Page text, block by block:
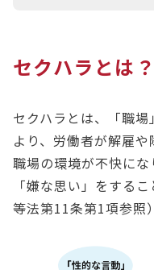
セクハラとは？
セクハラとは、「職
より、労働者が解雇や
職場の環境が不快にな
「嫌な思い」をする
等法第11条第1項参照